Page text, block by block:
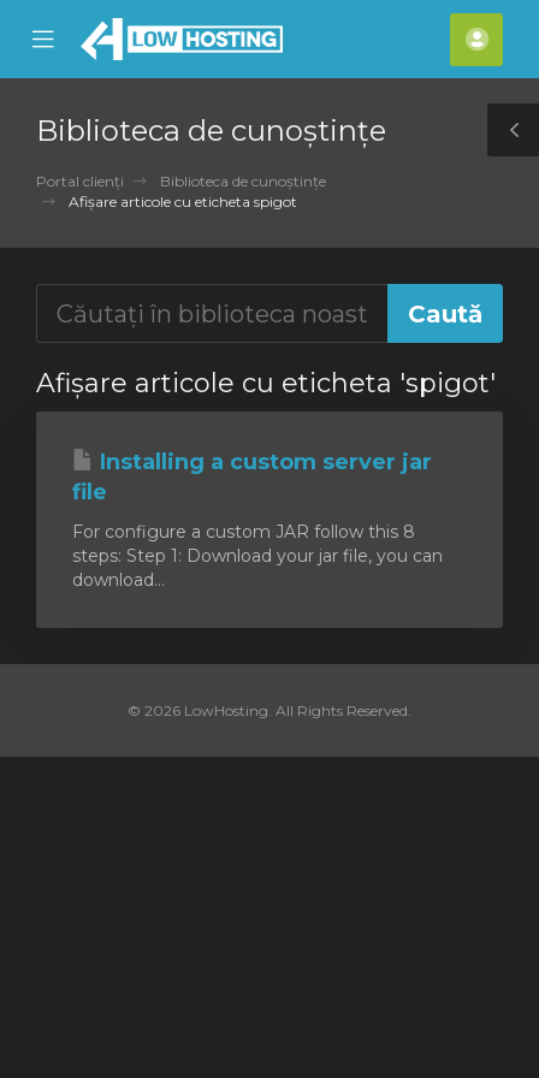
Mobile
Menu
meu
Biblioteca de cunoștințe
Portal clienți
Biblioteca de cunoștințe
Afișare articole cu eticheta spigot
Afișare articole cu eticheta 'spigot'
Installing a custom server jar
file
For configure a custom JAR follow this 8
steps: Step 1: Download your jar file, you can
download...
© 2026 LowHosting. All Rights Reserved.